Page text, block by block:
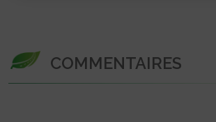
COMMENTAIRES